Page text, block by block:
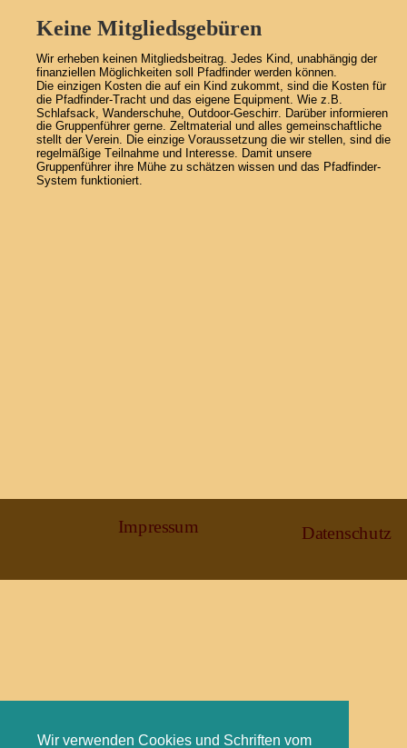
Wir verwenden Cookies und Schriften vom
Keine Mitgliedsgebüren
Wir erheben keinen Mitgliedsbeitrag. Jedes Kind, unabhängig der
finanziellen Möglichkeiten soll Pfadfinder werden können.
Die einzigen Kosten die auf ein Kind zukommt, sind die Kosten für
die Pfadfinder-Tracht und das eigene Equipment. Wie z.B.
Schlafsack, Wanderschuhe, Outdoor-Geschirr. Darüber informieren
die Gruppenführer gerne. Zeltmaterial und alles gemeinschaftliche
stellt der Verein. Die einzige Voraussetzung die wir stellen, sind die
regelmäßige Teilnahme und Interesse. Damit unsere
Gruppenführer ihre Mühe zu schätzen wissen und das Pfadfinder-
System funktioniert.
Impressum Datenschutz